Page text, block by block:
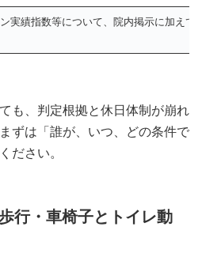
実績指数等について、院内掲示に加えて
も、判定根拠と休日体制が崩れ
ずは「誰が、いつ、どの条件で
ださい。
行・車椅子とトイレ動